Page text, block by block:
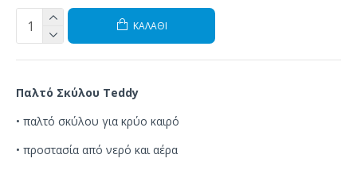
ΚΑΛΆΘΙ
Παλτό Σκύλου Teddy
• παλτό σκύλου για κρύο καιρό
• προστασία από νερό και αέρα